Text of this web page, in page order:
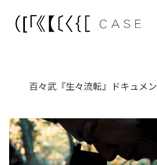
百々武『生々流転』ドキュメ